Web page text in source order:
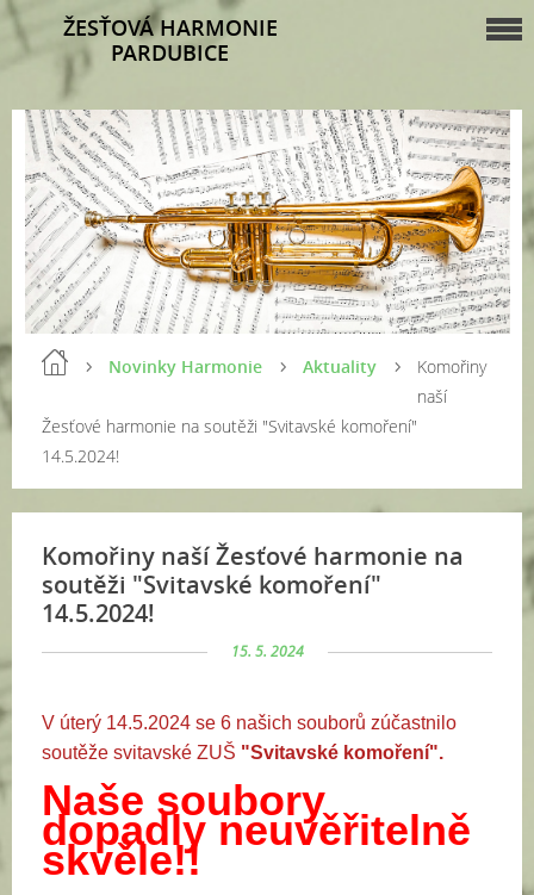
ŽESŤOVÁ HARMONIE
PARDUBICE
Novinky Harmonie Aktuality
Komořiny
naší
Žesťové harmonie na soutěži "Svitavské komoření"
14.5.2024!
Komořiny naší Žesťové harmonie na
soutěži "Svitavské komoření"
14.5.2024!
15. 5. 2024
V úterý 14.5.2024 se 6 našich souborů zúčastnilo
soutěže svitavské ZUŠ "Svitavské komoření".
Naše soubory
dopadly neuvěřitelně
skvěle!!